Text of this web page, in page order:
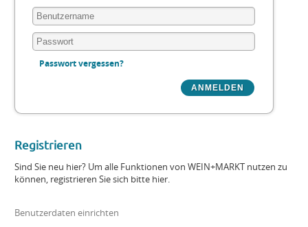
Passwort vergessen?
Registrieren
Sind Sie neu hier? Um alle Funktionen von WEIN+MARKT nutzen zu
können, registrieren Sie sich bitte hier.
Benutzerdaten einrichten